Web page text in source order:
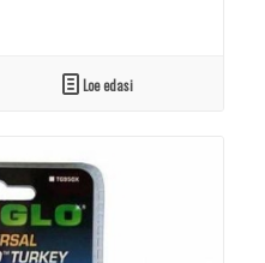
Loe edasi